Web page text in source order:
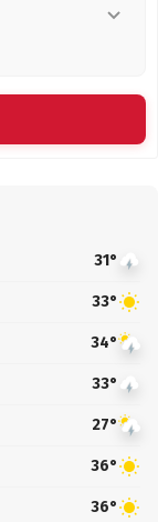
31°
33°
34°
33°
27°
36°
36°